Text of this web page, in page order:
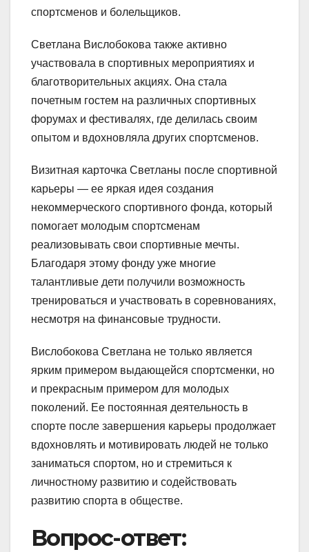
спортсменов и болельщиков.
Светлана Вислобокова также активно
участвовала в спортивных мероприятиях и
благотворительных акциях. Она стала
почетным гостем на различных спортивных
форумах и фестивалях, где делилась своим
опытом и вдохновляла других спортсменов.
Визитная карточка Светланы после спортивной
карьеры — ее яркая идея создания
некоммерческого спортивного фонда, который
помогает молодым спортсменам
реализовывать свои спортивные мечты.
Благодаря этому фонду уже многие
талантливые дети получили возможность
тренироваться и участвовать в соревнованиях,
несмотря на финансовые трудности.
Вислобокова Светлана не только является
ярким примером выдающейся спортсменки, но
и прекрасным примером для молодых
поколений. Ее постоянная деятельность в
спорте после завершения карьеры продолжает
вдохновлять и мотивировать людей не только
заниматься спортом, но и стремиться к
личностному развитию и содействовать
развитию спорта в обществе.
Вопрос-ответ: